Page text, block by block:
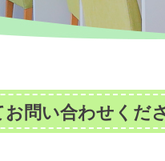
お問い合わせくだ